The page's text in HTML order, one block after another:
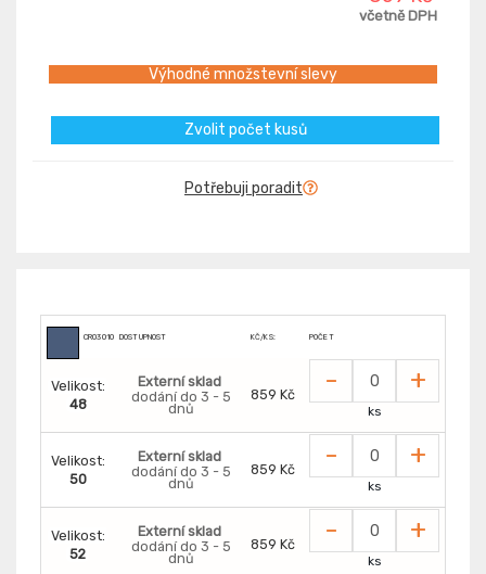
včetně DPH
Výhodné množstevní slevy
Zvolit počet kusů
Potřebuji poradit
CR0301004641DOSTUPNOST KČ/KS: POČET
Velikost:
48
Externí sklad
dodání do 3 - 5
dnů
859 Kč - +
ks
Velikost:
50
Externí sklad
dodání do 3 - 5
dnů
859 Kč - +
ks
Velikost:
52
Externí sklad
dodání do 3 - 5
dnů
859 Kč - +
ks